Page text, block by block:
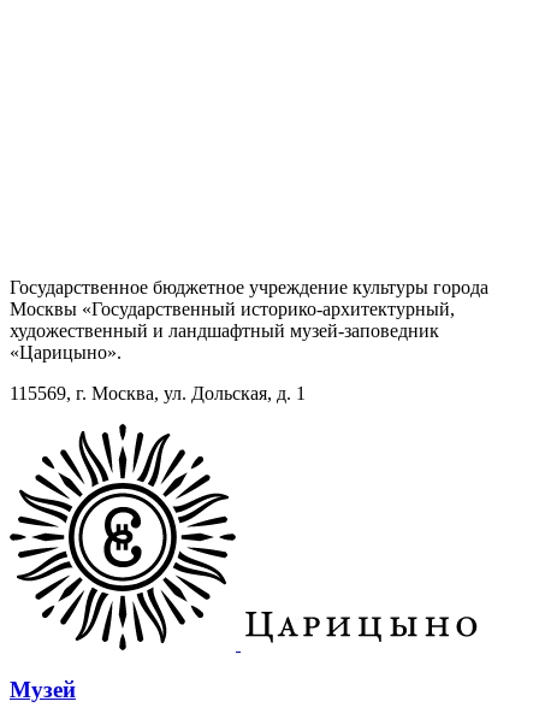
Государственное бюджетное учреждение культуры города
Москвы «Государственный историко-архитектурный,
художественный и ландшафтный музей-заповедник
«Царицыно».
115569, г. Москва, ул. Дольская, д. 1
Музей